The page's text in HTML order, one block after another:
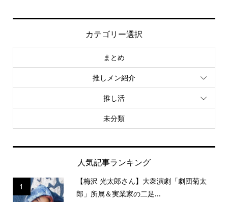
カテゴリー選択
まとめ
推しメン紹介
推し活
未分類
人気記事ランキング
1
【梅沢 光太郎さん】大衆演劇「劇団菊太
郎」所属＆実業家の二足...